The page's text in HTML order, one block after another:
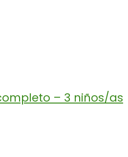
– 3 niños/as